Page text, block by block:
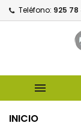
Teléfono: 925

INICIO